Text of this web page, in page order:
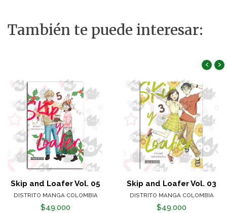
También te puede interesar:
Skip and Loafer Vol. 05
DISTRITO MANGA COLOMBIA
$49.000
Skip and Loafer Vol. 03
DISTRITO MANGA COLOMBIA
$49.000
‹ ›